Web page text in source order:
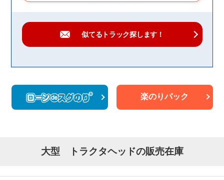
似てるトラック探します！
楽のりパック
大型 トラクタヘッドの販売在庫